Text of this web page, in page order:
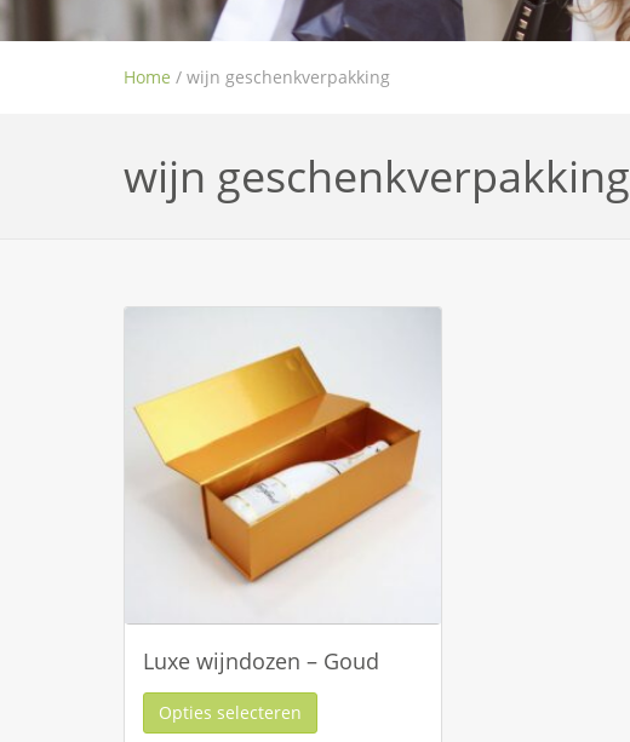
Home / wijn geschenkverpakking
wijn geschenkverpakking
Luxe wijndozen – Goud
Opties selecteren